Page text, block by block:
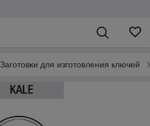
Заготовки для изготовления ключей